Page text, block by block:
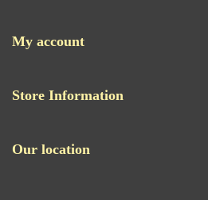
My account
Store Information
Our location